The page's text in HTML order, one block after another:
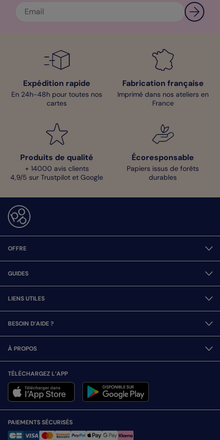
Expédition rapide
En 24h-48h pour toutes nos
cartes
Fabrication française
Imprimé dans nos ateliers en
France
Produits de qualité
+ 14000 avis clients
4,9/5 sur Trustpilot et Google
Écoresponsable
Papiers issus de forêts
durables
OFFRE
GUIDES
LIENS UTILES
BESOIN D’AIDE ?
À PROPOS
TÉLÉCHARGEZ L’APP
PAIEMENTS SÉCURISÉS